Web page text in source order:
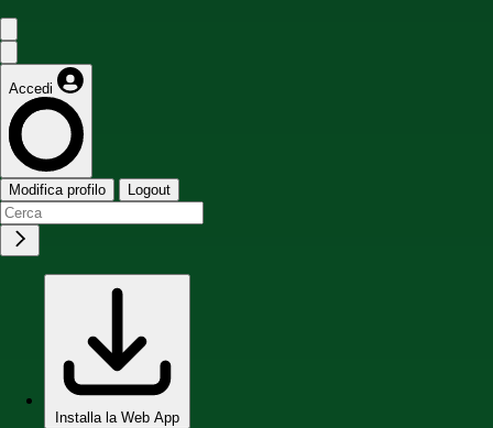
Accedi
Modifica profilo Logout
Installa la Web App